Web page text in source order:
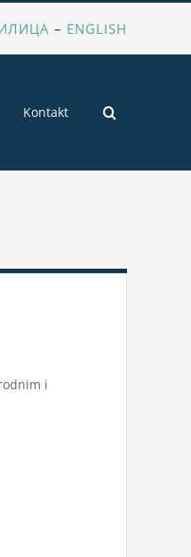
– ENGLISH
Kontakt
i